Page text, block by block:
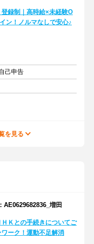
登録制｜高時給×未経験O
ン！ノルマなしで安心♪
己申告
を見る
増田
ＨＫとの手続きについてご
ーク！運動不足解消